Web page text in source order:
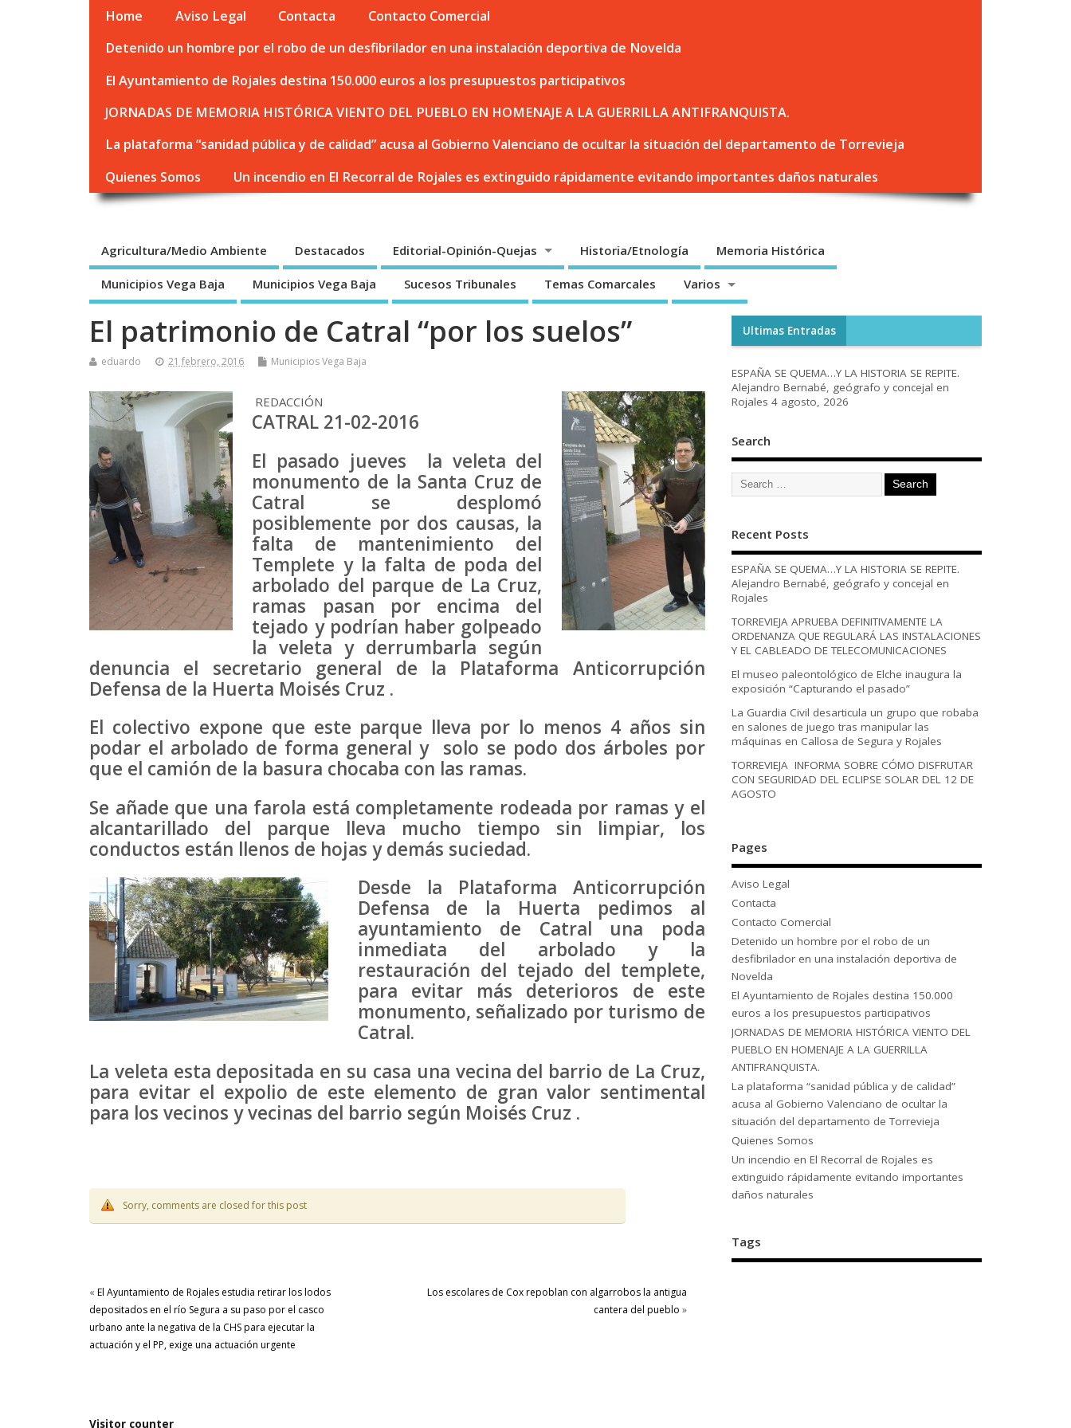
Home Aviso Legal Contacta
Contacto Comercial
Detenido un hombre por el robo de un desfibrilador en una instalación deportiva de Novelda
El Ayuntamiento de Rojales destina 150.000 euros a los presupuestos participativos
JORNADAS DE MEMORIA HISTÓRICA VIENTO DEL PUEBLO EN HOMENAJE A LA GUERRILLA ANTIFRANQUISTA.
La plataforma “sanidad pública y de calidad” acusa al Gobierno Valenciano de ocultar la situación del departamento de Torrevieja
Quienes Somos
Un incendio en El Recorral de Rojales es extinguido rápidamente evitando importantes daños naturales
Agricultura/Medio Ambiente Destacados Editorial-Opinión-Quejas Historia/Etnología Memoria Histórica
Municipios Vega Baja Municipios Vega Baja Sucesos Tribunales Temas Comarcales Varios
El patrimonio de Catral “por los suelos”
eduardo 21 febrero, 2016 Municipios Vega Baja
REDACCIÓN
CATRAL 21-02-2016
El pasado jueves la veleta del
monumento de la Santa Cruz de
Catral se desplomó
posiblemente por dos causas, la
falta de mantenimiento del
Templete y la falta de poda del
arbolado del parque de La Cruz,
ramas pasan por encima del
tejado y podrían haber golpeado
la veleta y derrumbarla según
denuncia el secretario general de la Plataforma Anticorrupción
Defensa de la Huerta Moisés Cruz .
El colectivo expone que este parque lleva por lo menos 4 años sin
podar el arbolado de forma general y solo se podo dos árboles por
que el camión de la basura chocaba con las ramas.
Se añade que una farola está completamente rodeada por ramas y el
alcantarillado del parque lleva mucho tiempo sin limpiar, los
conductos están llenos de hojas y demás suciedad.
Desde la Plataforma Anticorrupción
Defensa de la Huerta pedimos al
ayuntamiento de Catral una poda
inmediata del arbolado y la
restauración del tejado del templete,
para evitar más deterioros de este
monumento, señalizado por turismo de
Catral.
La veleta esta depositada en su casa una vecina del barrio de La Cruz,
para evitar el expolio de este elemento de gran valor sentimental
para los vecinos y vecinas del barrio según Moisés Cruz .
Sorry, comments are closed for this post
« El Ayuntamiento de Rojales estudia retirar los lodos
depositados en el río Segura a su paso por el casco
urbano ante la negativa de la CHS para ejecutar la
actuación y el PP, exige una actuación urgente
Los escolares de Cox repoblan con algarrobos la antigua
cantera del pueblo »
Ultimas Entradas
ESPAÑA SE QUEMA…Y LA HISTORIA SE REPITE.
Alejandro Bernabé, geógrafo y concejal en
Rojales 4 agosto, 2026
Search
Recent Posts
ESPAÑA SE QUEMA…Y LA HISTORIA SE REPITE.
Alejandro Bernabé, geógrafo y concejal en
Rojales
TORREVIEJA APRUEBA DEFINITIVAMENTE LA
ORDENANZA QUE REGULARÁ LAS INSTALACIONES
Y EL CABLEADO DE TELECOMUNICACIONES
El museo paleontológico de Elche inaugura la
exposición “Capturando el pasado”
La Guardia Civil desarticula un grupo que robaba
en salones de juego tras manipular las
máquinas en Callosa de Segura y Rojales
TORREVIEJA INFORMA SOBRE CÓMO DISFRUTAR
CON SEGURIDAD DEL ECLIPSE SOLAR DEL 12 DE
AGOSTO
Pages
Aviso Legal
Contacta
Contacto Comercial
Detenido un hombre por el robo de un
desfibrilador en una instalación deportiva de
Novelda
El Ayuntamiento de Rojales destina 150.000
euros a los presupuestos participativos
JORNADAS DE MEMORIA HISTÓRICA VIENTO DEL
PUEBLO EN HOMENAJE A LA GUERRILLA
ANTIFRANQUISTA.
La plataforma “sanidad pública y de calidad”
acusa al Gobierno Valenciano de ocultar la
situación del departamento de Torrevieja
Quienes Somos
Un incendio en El Recorral de Rojales es
extinguido rápidamente evitando importantes
daños naturales
Tags
Visitor counter